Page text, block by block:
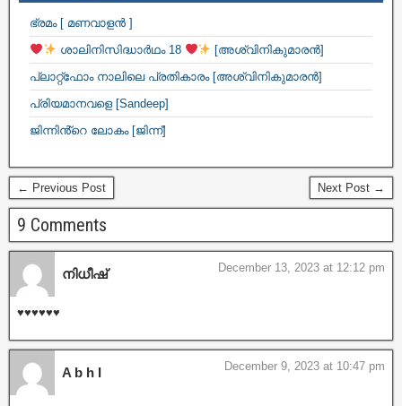
ഭ്രമം [ മണവാളൻ ]
ശാലിനിസിദ്ധാർഥം 18
[അശ്വിനികുമാരൻ]
പ്ലാറ്റ്ഫോം നാലിലെ പ്രതികാരം [അശ്വിനികുമാരൻ]
പ്രിയമാനവളെ [Sandeep]
ജിന്നിൻ്റെ ലോകം [ജിന്ന്]
← Previous Post Next Post →
9 Comments
നിധീഷ് December 13, 2023 at 12:12 pm
♥️♥️♥️♥️♥️♥️
A b h I December 9, 2023 at 10:47 pm